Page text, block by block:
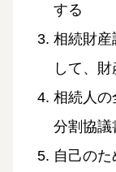
する
相続財産
して、
相続人の
分割協議
自己の